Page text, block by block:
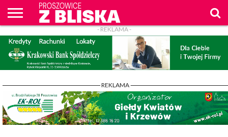
O
NAS
WIADOMOŚCI
ZAPYTAM
WPROST
CENNIK
REKLAM
PROSZOWICE
Z BLISKA
KONTAKT
- REKLAMA -
- REKLAMA -